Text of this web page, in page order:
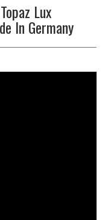
Lux
In Germany